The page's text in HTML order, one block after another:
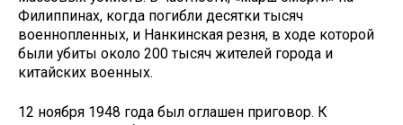
Филиппинах, когда погибли десятки тысяч
военнопленных, и Нанкинская резня, в ходе которой
были убиты около 200 тысяч жителей города и
китайских военных.
12 ноября 1948 года был оглашен приговор. К